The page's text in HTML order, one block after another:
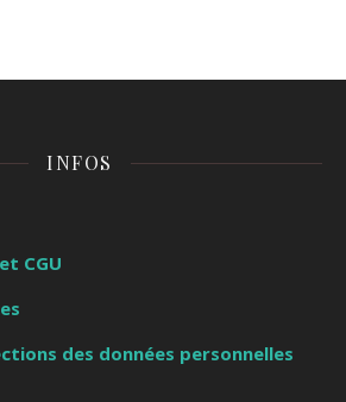
INFOS
CGU
des données personnelles